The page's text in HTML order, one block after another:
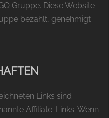
Gruppe. Diese Website
bezahlt, genehmigt
Links sind
Affiliate-Links. Wenn